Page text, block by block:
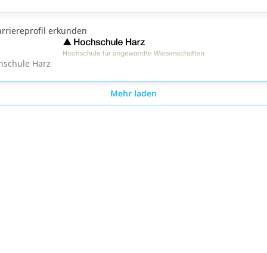
erkunden
Harz
Mehr laden